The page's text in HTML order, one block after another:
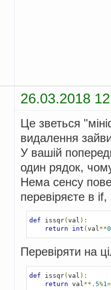
26.03.2018
Це зветься
видалення
У вашій
один рядок,
Нема сенсу
перевіряєте в
def issqr( val ):
return
int ( val**
Перевіряти на
def issqr(val ):
return val **. 5%1